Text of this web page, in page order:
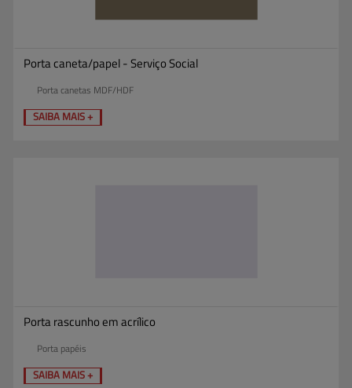
Porta caneta/papel - Serviço Social
Porta canetas MDF/HDF
SAIBA MAIS +
Porta rascunho em acrílico
Porta papéis
SAIBA MAIS +